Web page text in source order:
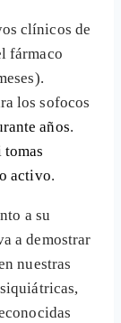
clínicos de
fármaco
los sofocos
años.
tomas
activo.
a su
a demostrar
nuestras